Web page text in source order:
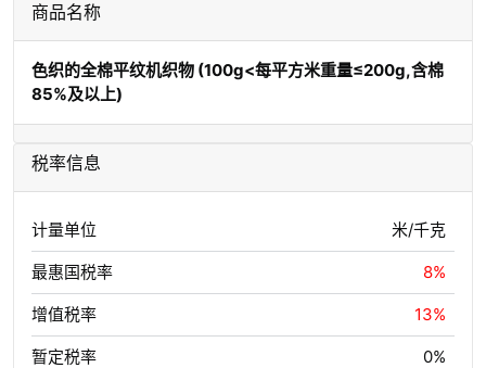
商品名称
色织的全棉平纹机织物 (100g<每平方米重量≤200g,含棉
85%及以上)
税率信息
计量单位 米/千克
最惠国税率 8%
增值税率 13%
暂定税率 0%